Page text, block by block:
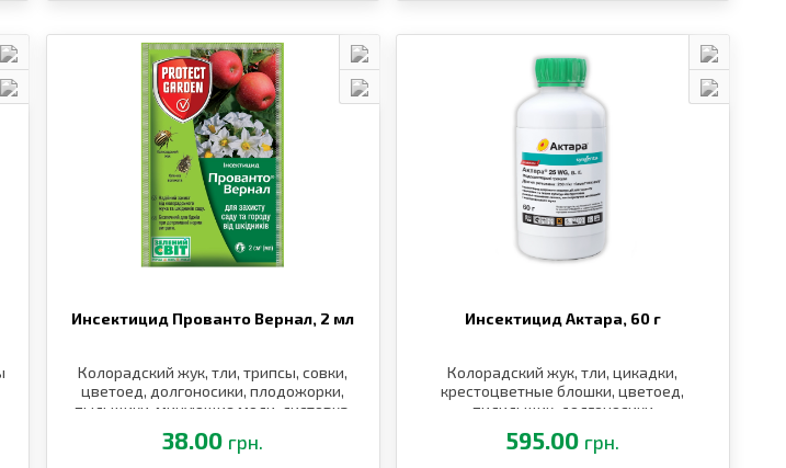
Инсектицид Прованто Вернал, 2 мл
Колорадский жук, тли, трипсы, совки,
цветоед, долгоносики, плодожорки,
пыльщики, минующие моли, листовка,
38.00 грн.
Инсектицид Актара, 60 г
Колорадский жук, тли, цикадки,
крестоцветные блошки, цветоед,
пилильщик, долгоносики
595.00 грн.